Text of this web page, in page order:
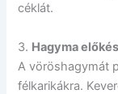
céklát.
3. Hagyma
A vöröshagymát
félkarikákra.